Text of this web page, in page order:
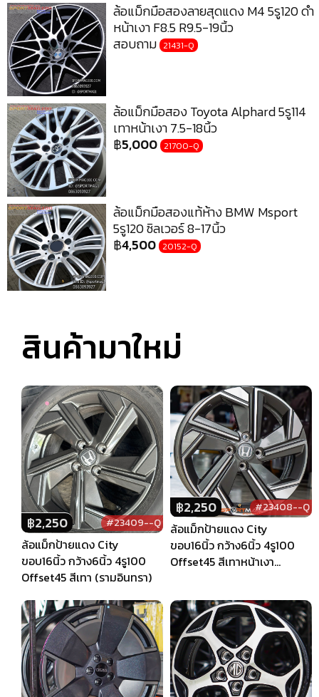
ล้อแม็กมือสองลายสุดแดง M4 5รู120 ดำ
หน้าเงา F8.5 R9.5-19นิ้ว
สอบถาม 21431-Q
ล้อแม็กมือสอง Toyota Alphard 5รู114
เทาหน้าเงา 7.5-18นิ้ว
฿5,000 21700-Q
ล้อแม็กมือสองแท้ห้าง BMW Msport
5รู120 ซิลเวอร์ 8-17นิ้ว
฿4,500 20152-Q
สินค้ามาใหม่
฿2,250 #23409--Q
ล้อแม็กป้ายแดง City
ขอบ16นิ้ว กว้าง6นิ้ว 4รู100
Offset45 สีเทา (รามอินทรา)
฿2,250 #23408--Q
ล้อแม็กป้ายแดง City
ขอบ16นิ้ว กว้าง6นิ้ว 4รู100
Offset45 สีเทาหน้าเงา